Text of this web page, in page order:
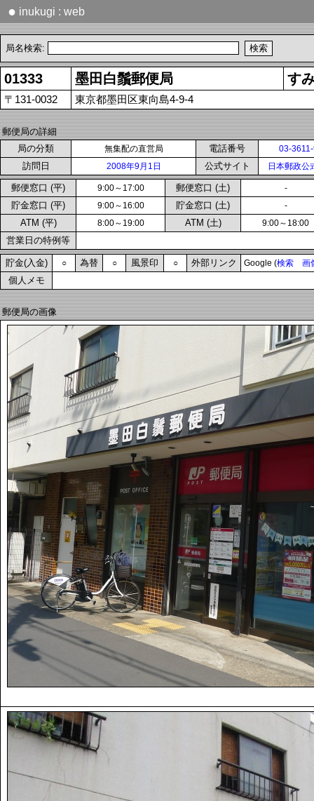
● inukugi : web
局名検索:
01333 墨田白鬚郵便局 す
〒131-0032 東京都墨田区東向島4-9-4
郵便局の詳細
局の分類
無集配の直営局 電話番号 03-
訪問日 2008年9月1日 公式サイト 日本郵政公
郵便窓口 (平) 9:00～17:00 郵便窓口 (土) -
貯金窓口 (平) 9:00～16:00 貯金窓口 (土) -
ATM (平) 8:00～19:00 ATM (土) 9:00～18:00
営業日の特例等
貯金(入金) ○ 為替 ○ 風景印 ○ 外部リンク Google (検索 画
個人メモ
郵便局の画像